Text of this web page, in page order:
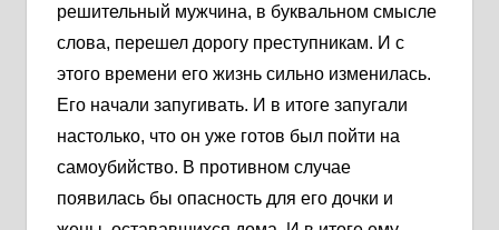
решительный мужчина, в буквальном смысле
слова, перешел дорогу преступникам. И с
этого времени его жизнь сильно изменилась.
Его начали запугивать. И в итоге запугали
настолько, что он уже готов был пойти на
самоубийство. В противном случае
появилась бы опасность для его дочки и